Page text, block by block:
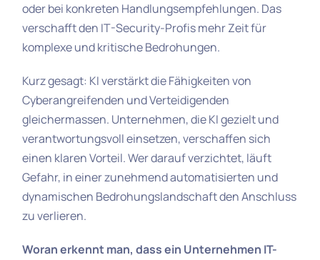
oder bei konkreten Handlungsempfehlungen. Das
verschafft den IT-Security-Profis mehr Zeit für
komplexe und kritische Bedrohungen.
Kurz gesagt: KI verstärkt die Fähigkeiten von
Cyberangreifenden und Verteidigenden
gleichermassen. Unternehmen, die KI gezielt und
verantwortungsvoll einsetzen, verschaffen sich
einen klaren Vorteil. Wer darauf verzichtet, läuft
Gefahr, in einer zunehmend automatisierten und
dynamischen Bedrohungslandschaft den Anschluss
zu verlieren.
Woran erkennt man, dass ein Unternehmen IT-